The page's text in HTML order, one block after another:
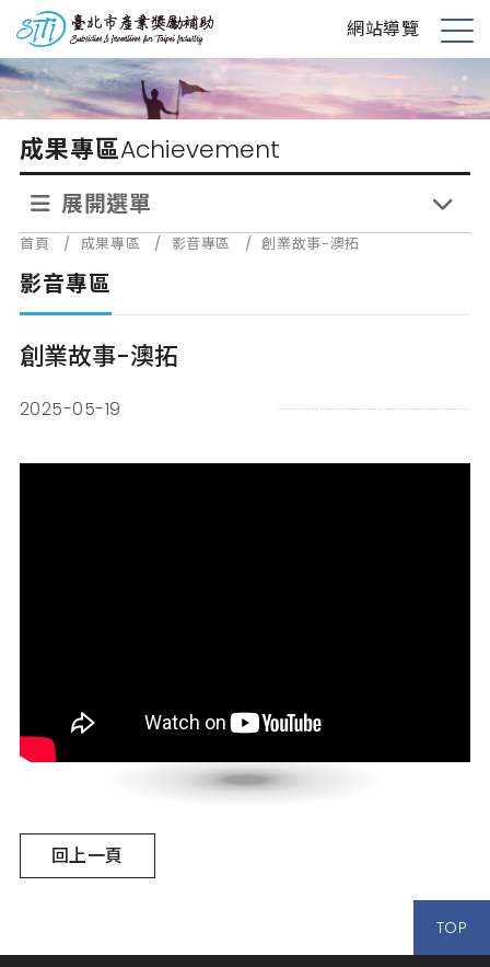
到
主
要
內
台北市產業獎勵補助 網站導覽
展
開
選
單
成果專區Achievement
展開選單
首頁 / 成果專區 / 影音專區 / 創業故事-澳拓
影音專區
創業故事-澳拓
2025-05-19
回上一頁
TOP